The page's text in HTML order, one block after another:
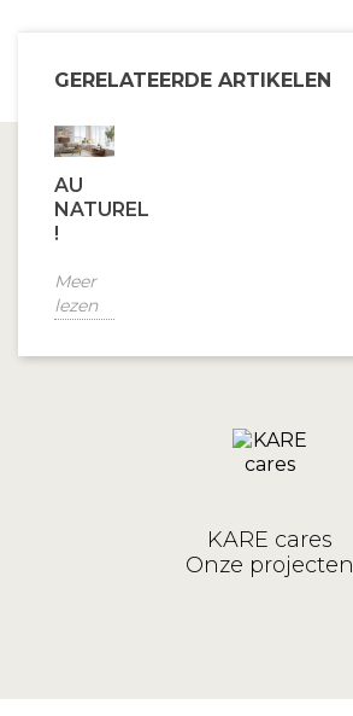
GERELATEERDE ARTIKELEN
AU
NATUREL
!
Meer
lezen
KARE cares
Onze projecten